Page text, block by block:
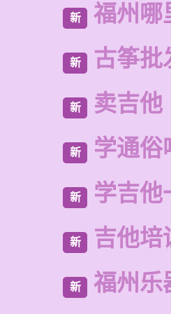
新 福州哪
新 古筝批
新 卖吉他
新 学通俗
新 学吉他
新 吉他培
新 福州乐